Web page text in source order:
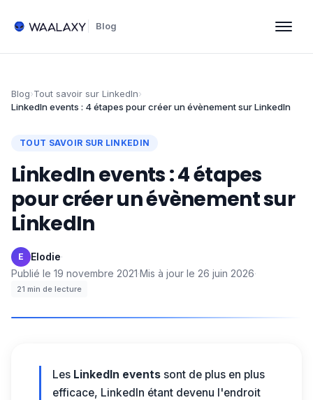
Blog
Blog›Tout savoir sur LinkedIn›
LinkedIn events : 4 étapes pour créer un évènement sur LinkedIn
TOUT SAVOIR SUR LINKEDIN
LinkedIn events : 4 étapes
pour créer un évènement sur
LinkedIn
E Elodie·
Publié le 19 novembre 2021·Mis à jour le 26 juin 2026·
21 min de lecture
Les LinkedIn events sont de plus en plus
efficace, LinkedIn étant devenu l'endroit